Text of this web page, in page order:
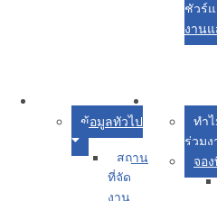
ชัวร์แ
งาน
หน้า
ข้อมูลทัวไป
สถาน
ที่จัด
งาน
ทำ
ร่วม
จอ